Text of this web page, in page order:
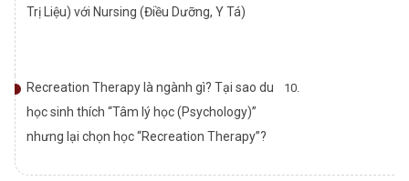
Trị Liệu) với Nursing (Điều Dưỡng, Y Tá)
Recreation Therapy là ngành gì? Tại sao du
học sinh thích “Tâm lý học (Psychology)”
nhưng lại chọn học “Recreation Therapy”?